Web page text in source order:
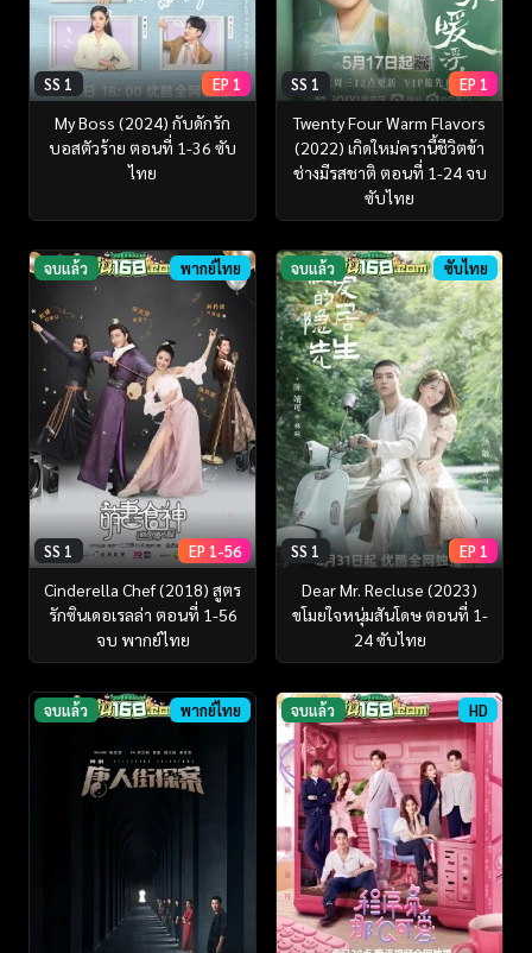
SS 1 EP 1
My Boss (2024) กับดักรัก
บอสตัวร้าย ตอนที่ 1-36 ซับ
ไทย
SS 1 EP 1
Twenty Four Warm Flavors
(2022) เกิดใหม่ครานี้ชีวิตข้า
ช่างมีรสชาติ ตอนที่ 1-24 จบ
ซับไทย
จบแล้ว พากย์ไทย
SS 1 EP 1-56
Cinderella Chef (2018) สูตร
รักซินเดอเรลล่า ตอนที่ 1-56
จบ พากย์ไทย
จบแล้ว ซับไทย
SS 1 EP 1
Dear Mr. Recluse (2023)
ขโมยใจหนุ่มสันโดษ ตอนที่ 1-
24 ซับไทย
จบแล้ว พากย์ไทย จบแล้ว HD